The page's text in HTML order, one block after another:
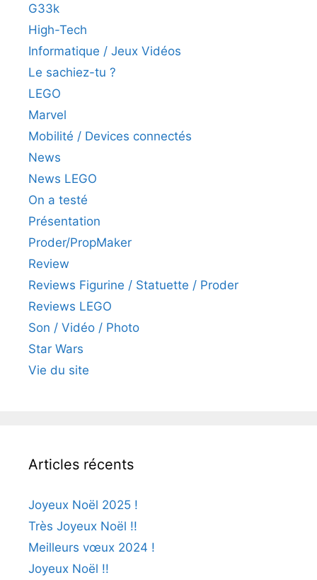
G33k
High-Tech
Informatique / Jeux Vidéos
Le sachiez-tu ?
LEGO
Marvel
Mobilité / Devices connectés
News
News LEGO
On a testé
Présentation
Proder/PropMaker
Review
Reviews Figurine / Statuette / Proder
Reviews LEGO
Son / Vidéo / Photo
Star Wars
Vie du site
Articles récents
Joyeux Noël 2025 !
Très Joyeux Noël !!
Meilleurs vœux 2024 !
Joyeux Noël !!